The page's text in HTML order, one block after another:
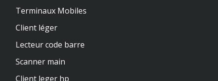
Terminaux Mobiles
Client léger
Lecteur code barre
Scanner main
Client leger hp